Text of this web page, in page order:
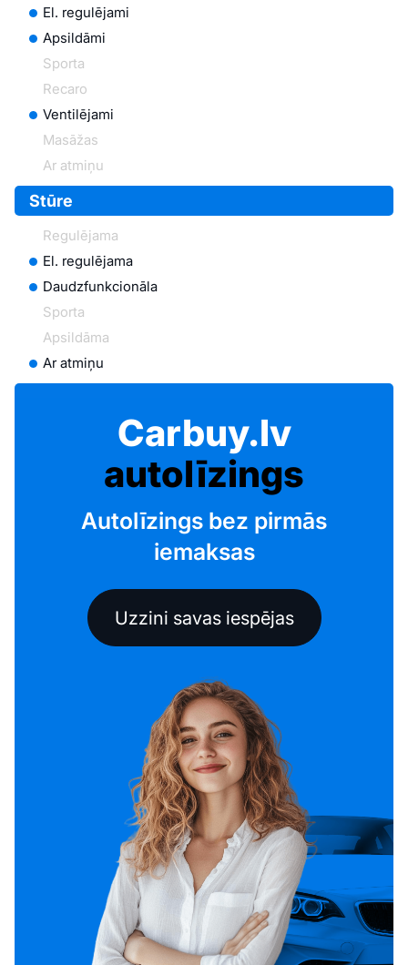
El. regulējami
Apsildāmi
Sporta
Recaro
Ventilējami
Masāžas
Ar atmiņu
Stūre
Regulējama
El. regulējama
Daudzfunkcionāla
Sporta
Apsildāma
Ar atmiņu
Carbuy.lv
autolīzings
Autolīzings bez pirmās
iemaksas
Uzzini savas iespējas